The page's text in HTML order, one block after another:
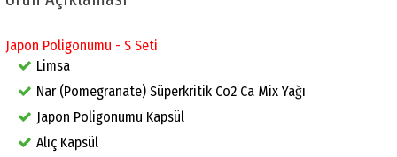
Japon Poligonumu - S Seti
Limsa
Nar (Pomegranate) Süperkritik Co2 Ca Mix Yağı
Japon Poligonumu Kapsül
Alıç Kapsül